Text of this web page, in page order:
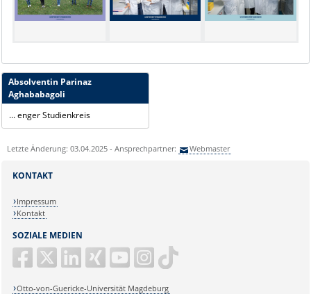
Absolventin Parinaz
Aghababagoli
... enger Studienkreis
Letzte Änderung: 03.04.2025 - Ansprechpartner: Webmaster
SOZIALE MEDIEN
Otto-von-Guericke-Universität Magdeburg
KONTAKT
Impressum
Kontakt